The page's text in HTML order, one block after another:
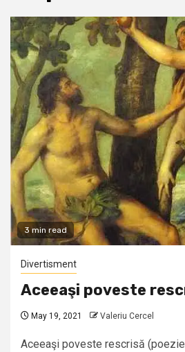
3 min read
Divertisment
Aceeaşi poveste
May 19, 2021 Valeriu Cercel
Aceeaşi poveste rescrisă